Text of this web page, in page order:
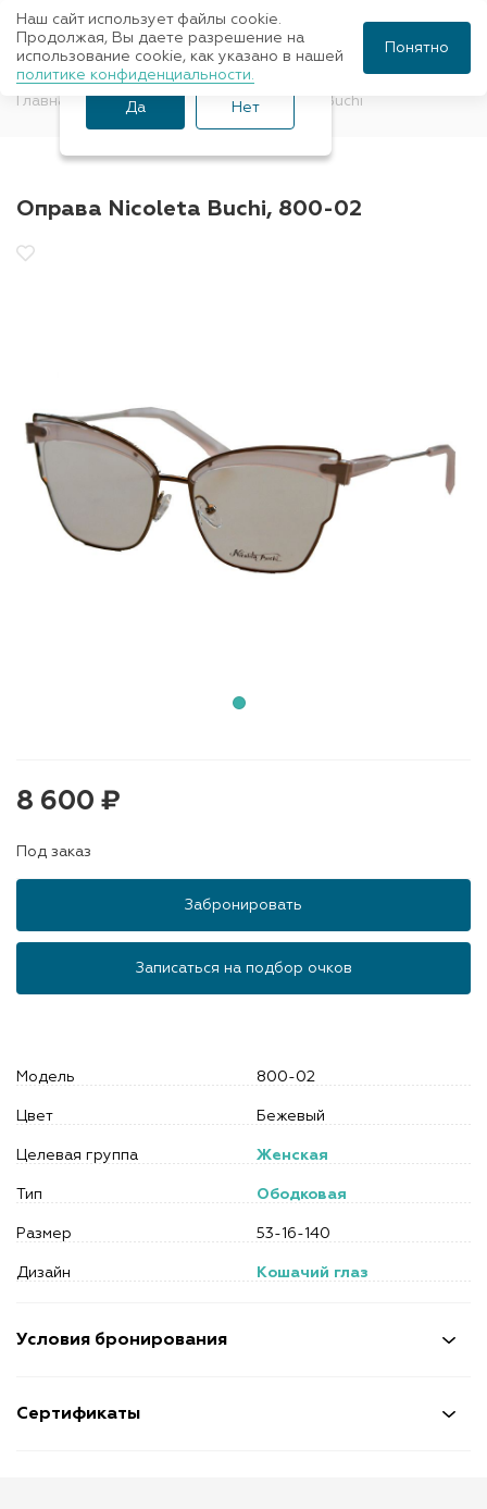
Главная Оправы для очков Nicoleta Buchi
Оправа Nicoleta Buchi, 800-02
Условия бронирования
Сертификаты
8 600 ₽
Под заказ
Забронировать
Записаться на подбор очков
Модель 800-02
Цвет Бежевый
Целевая группа Женская
Тип Ободковая
Размер 53-16-140
Дизайн Кошачий глаз
Ваш город Санкт-
Петербург?
Да Нет
Наш сайт использует файлы cookie.
Продолжая, Вы даете разрешение на
использование cookie, как указано в нашей
политике конфиденциальности.
Понятно